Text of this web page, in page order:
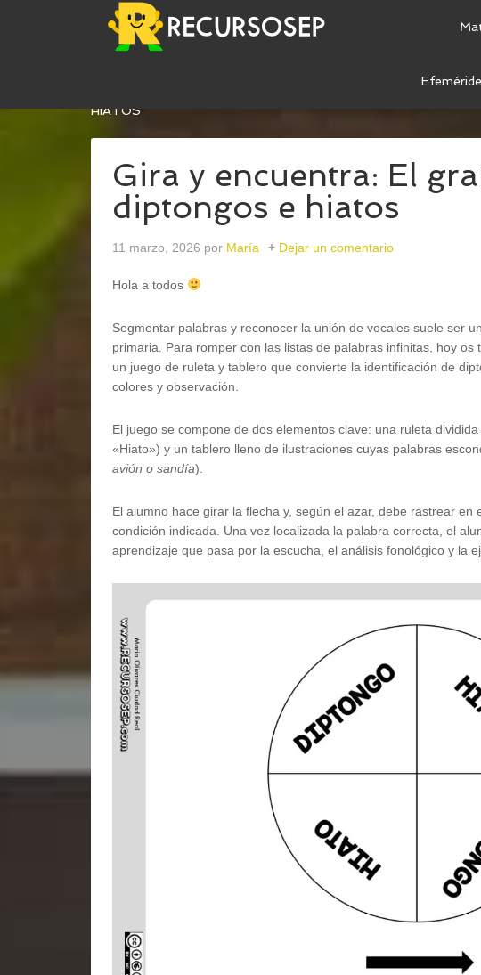
GIRA Y ENCUENTRA:
HIATOS
Gira y encuentra: El
diptongos e hiatos
11 marzo, 2026 por María Dejar un comentario
Hola a todos
Segmentar palabras y reconocer la unión de vocales suele ser
primaria. Para romper con las listas de palabras infinitas, hoy
un juego de ruleta y tablero que convierte la identificación de
colores y observación.
El juego se compone de dos elementos clave: una ruleta
«Hiato») y un tablero lleno de ilustraciones cuyas palabras
avión o sandía).
El alumno hace girar la flecha y, según el azar, debe rastrear en
condición indicada. Una vez localizada la palabra correcta, el
aprendizaje que pasa por la escucha, el análisis fonológico y la